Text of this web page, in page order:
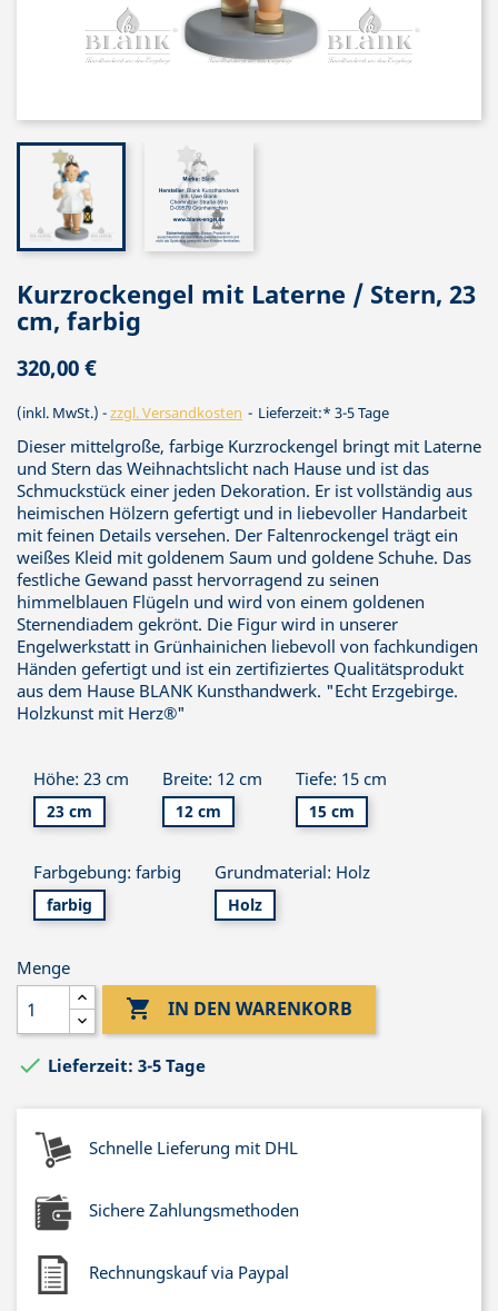
Kurzrockengel mit Laterne / Stern, 23
cm, farbig
320,00 €
(inkl. MwSt.) zzgl. Versandkosten Lieferzeit:* 3-5 Tage
Dieser mittelgroße, farbige Kurzrockengel bringt mit Laterne
und Stern das Weihnachtslicht nach Hause und ist das
Schmuckstück einer jeden Dekoration. Er ist vollständig aus
heimischen Hölzern gefertigt und in liebevoller Handarbeit
mit feinen Details versehen. Der Faltenrockengel trägt ein
weißes Kleid mit goldenem Saum und goldene Schuhe. Das
festliche Gewand passt hervorragend zu seinen
himmelblauen Flügeln und wird von einem goldenen
Sternendiadem gekrönt. Die Figur wird in unserer
Engelwerkstatt in Grünhainichen liebevoll von fachkundigen
Händen gefertigt und ist ein zertifiziertes Qualitätsprodukt
aus dem Hause BLANK Kunsthandwerk. "Echt Erzgebirge.
Holzkunst mit Herz®"
Höhe: 23 cm
23 cm
Breite: 12 cm
12 cm
Tiefe: 15 cm
15 cm
Farbgebung: farbig
farbig
Grundmaterial: Holz
Holz
Menge
 IN DEN WARENKORB
 Lieferzeit: 3-5 Tage
Schnelle Lieferung mit DHL
Sichere Zahlungsmethoden
Rechnungskauf via Paypal